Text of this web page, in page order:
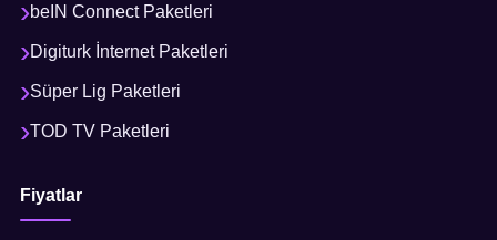
beIN Connect Paketleri
Digiturk İnternet Paketleri
Süper Lig Paketleri
TOD TV Paketleri
Fiyatlar